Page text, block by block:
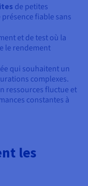
de petites
fiable sans
et de test où la
le rendement
qui souhaitent un
complexes.
ressources fluctue et
constantes à
les